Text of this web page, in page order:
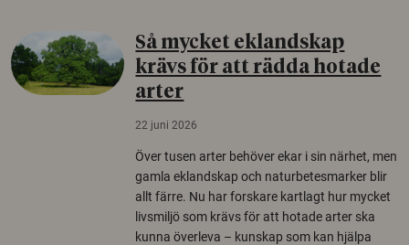
Så mycket eklandskap
krävs för att rädda hotade
arter
22 juni 2026
Över tusen arter behöver ekar i sin närhet, men
gamla eklandskap och naturbetesmarker blir
allt färre. Nu har forskare kartlagt hur mycket
livsmiljö som krävs för att hotade arter ska
kunna överleva – kunskap som kan hjälpa